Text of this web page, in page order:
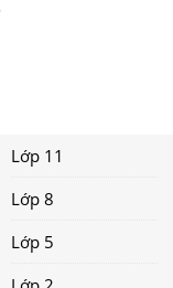
Lớp 11
Lớp 8
Lớp 5